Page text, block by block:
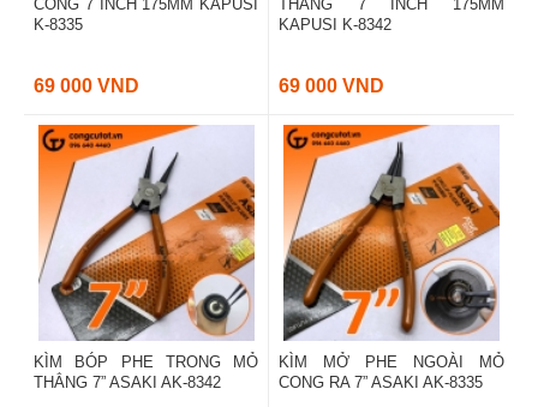
CONG 7 INCH 175MM KAPUSI
K-8335
69 000 VND
THẲNG 7 INCH 175MM
KAPUSI K-8342
69 000 VND
KÌM BÓP PHE TRONG MỎ
THẲNG 7” ASAKI AK-8342
KÌM MỞ PHE NGOÀI MỎ
CONG RA 7” ASAKI AK-8335